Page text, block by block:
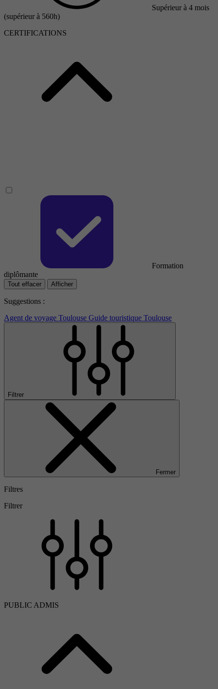
Supérieur à 4 mois
(supérieur à 560h)
CERTIFICATIONS
Formation
diplômante
Tout effacer Afficher
Suggestions :
Agent de voyage Toulouse Guide touristique Toulouse
Filtrer
Fermer
Filtres
Filtrer
PUBLIC ADMIS